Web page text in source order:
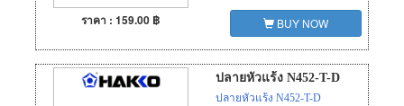
ราคา : 159.00 ฿ BUY NOW
ปลายหัวแร้ง N452-T-D
ปลายหัวแร้ง N452-T-D